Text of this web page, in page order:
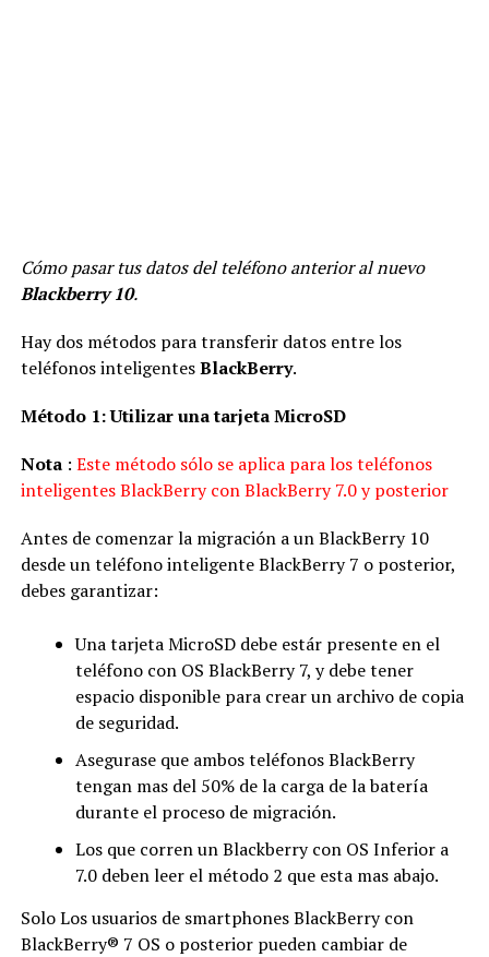
Cómo pasar tus datos del teléfono anterior al nuevo
Blackberry 10.
Hay dos métodos para transferir datos entre los
teléfonos inteligentesBlackBerry.
Método 1: Utilizar una tarjeta MicroSD
Nota: Este método sólo se aplica para los teléfonos
inteligentes BlackBerry con BlackBerry 7.0 y posterior
Antes de comenzar la migración a un BlackBerry 10
desde un teléfono inteligente BlackBerry 7 o posterior,
debes garantizar:
Una tarjeta MicroSD debe estár presente en el
teléfono con OS BlackBerry 7, y debe tener
espacio disponible para crear un archivo de copia
de seguridad.
Asegurase que ambos teléfonos BlackBerry
tengan mas del 50% de la carga de la batería
durante el proceso de migración.
Los que corren un Blackberry con OS Inferior a
7.0 deben leer el método 2 que esta mas abajo.
Solo Los usuarios de smartphones BlackBerry con
BlackBerry® 7 OS o posterior pueden cambiar de